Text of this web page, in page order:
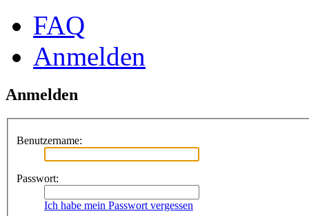
FAQ
Anmelden
Anmelden
Benutzername:
Passwort:
Ich habe mein Passwort vergessen